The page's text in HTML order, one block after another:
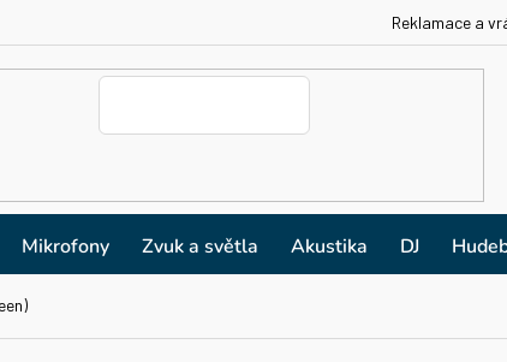
Reklamace a
Mikrofony Zvuk a světla Akustika DJ